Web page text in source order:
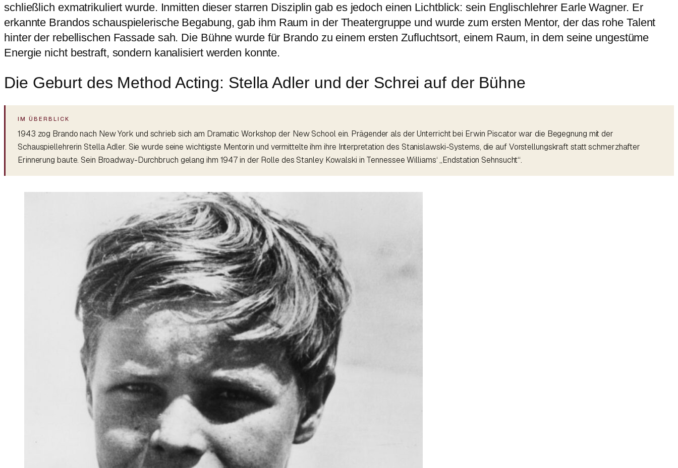
schließlich exmatrikuliert wurde. Inmitten dieser starren Disziplin gab es jedoch einen Lichtblick: sein Englischlehrer Earle Wagner. Er
erkannte Brandos schauspielerische Begabung, gab ihm Raum in der Theatergruppe und wurde zum ersten Mentor, der das rohe Talent
hinter der rebellischen Fassade sah. Die Bühne wurde für Brando zu einem ersten Zufluchtsort, einem Raum, in dem seine ungestüme
Energie nicht bestraft, sondern kanalisiert werden konnte.
Die Geburt des Method Acting: Stella Adler und der Schrei auf der Bühne
1943 zog Brando nach New York und schrieb sich am Dramatic Workshop der New School ein. Prägender als der Unterricht bei Erwin Piscator war die Begegnung mit der
Schauspiellehrerin Stella Adler. Sie wurde seine wichtigste Mentorin und vermittelte ihm ihre Interpretation des Stanislawski-Systems, die auf Vorstellungskraft statt schmerzhafter
Erinnerung baute. Sein Broadway-Durchbruch gelang ihm 1947 in der Rolle des Stanley Kowalski in Tennessee Williams‘ „Endstation Sehnsucht“.